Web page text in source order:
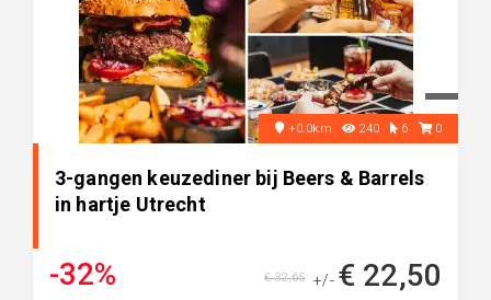
+0.0km 240 6 0
3-gangen keuzediner bij Beers & Barrels
in hartje Utrecht
-32% +/- € 22,50
€ 32,65